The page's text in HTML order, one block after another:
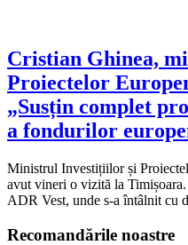
Cristian Ghinea,
Proiectelor
„Susțin complet
a fondurilor
Ministrul Investițiilor și
avut vineri o vizită la
ADR Vest, unde s-a întâlnit cu
Recomandările noastre